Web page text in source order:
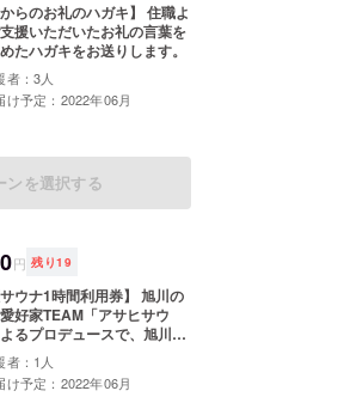
らのお礼のハガキ】 住職よ
援いただいたお礼の言葉を
たハガキをお送りします。
者：3人
け予定：2022年06月
ンを選択する
円 残り19
ウナ1時間利用券】 旭川の
好家TEAM「アサヒサウ
るプロデュースで、旭川市
店街にある「銀座サウ
ウナ室から水風呂、リラッ
ースまでこだわり抜いたサ
者：1人
け予定：2022年06月